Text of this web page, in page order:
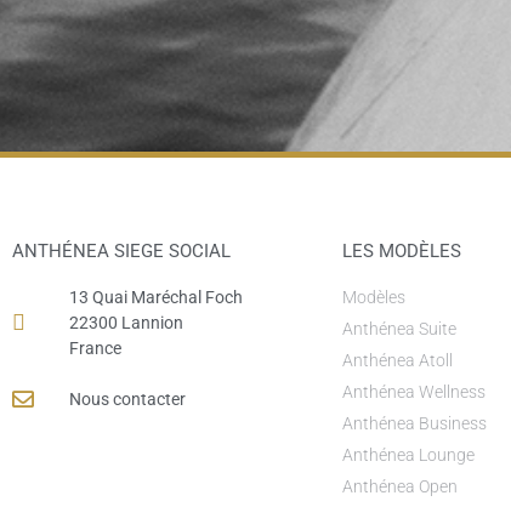
ANTHÉNEA SIEGE SOCIAL
13 Quai Maréchal Foch
22300 Lannion
France
Nous contacter
LES MODÈLES
Modèles
Anthénea Suite
Anthénea Atoll
Anthénea Wellness
Anthénea Business
Anthénea Lounge
Anthénea Open